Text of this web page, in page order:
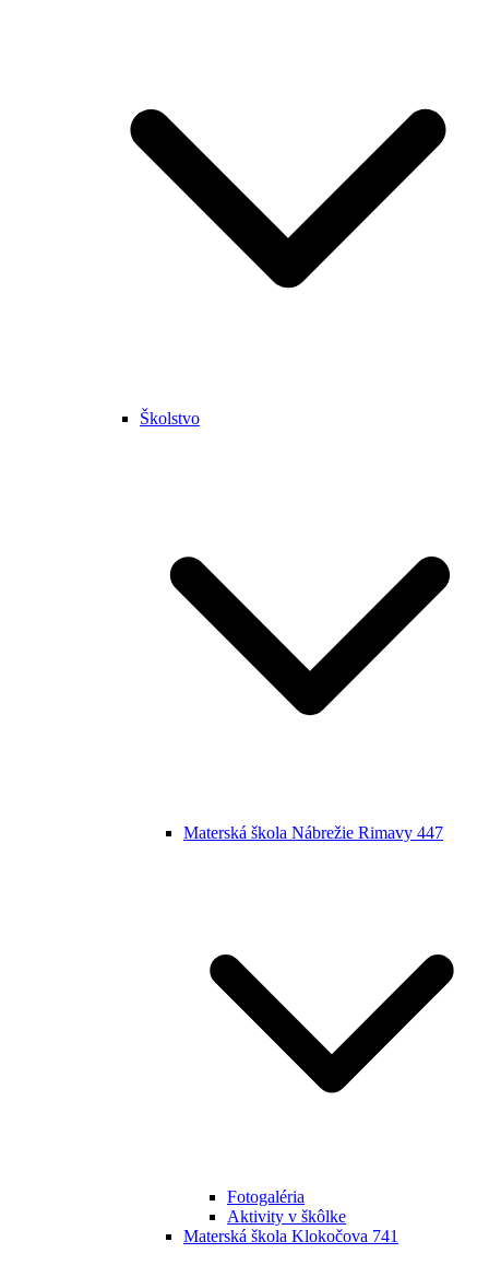
Školstvo
Materská škola Nábrežie Rimavy 447
Fotogaléria
Aktivity v škôlke
Materská škola Klokočova 741